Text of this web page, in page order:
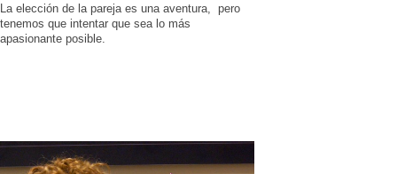
La elección de la pareja es una aventura, pero
tenemos que intentar que sea lo más
apasionante posible.